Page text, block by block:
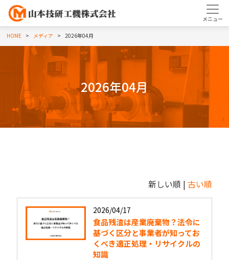
HOME メディア 2026年04月
2026年04月
新しい順 | 古い順
2026/04/17
食品残渣は産業廃棄物？法令に
基づく区分と事業者が知ってお
くべき適正処理・リサイクルの
知識